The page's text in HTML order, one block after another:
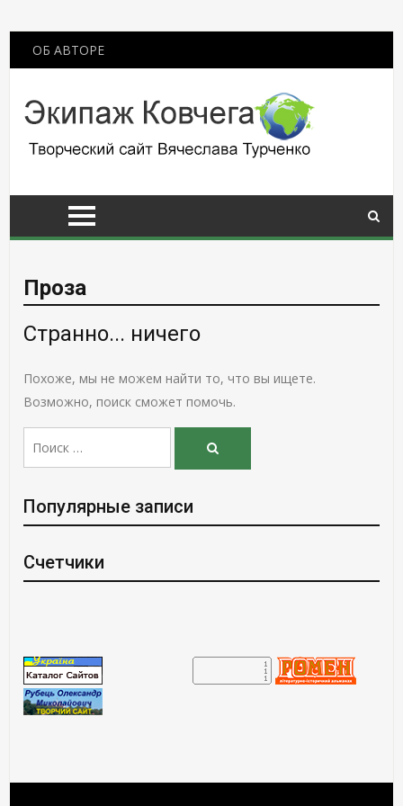
ОБ АВТОРЕ
Проза
Странно... ничего
Похоже, мы не можем найти то, что вы ищете.
Возможно, поиск сможет помочь.
Поиск
Популярные записи
Счетчики